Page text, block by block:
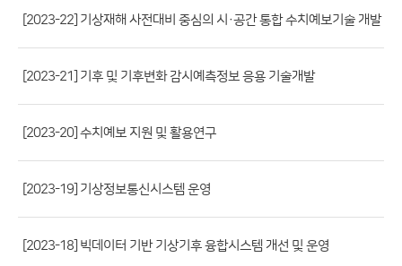
호,
등
부
서,
첨
일,
[2023-22] 기상재해 사전대비 중심의 시·공간 통합 수치예보기술 개발
[2023-21] 기후 및 기후변화 감시예측정보 응용 기술개발
[2023-20] 수치예보 지원 및 활용연구
[2023-19] 기상정보통신시스템 운영
[2023-18] 빅데이터 기반 기상기후 융합시스템 개선 및 운영